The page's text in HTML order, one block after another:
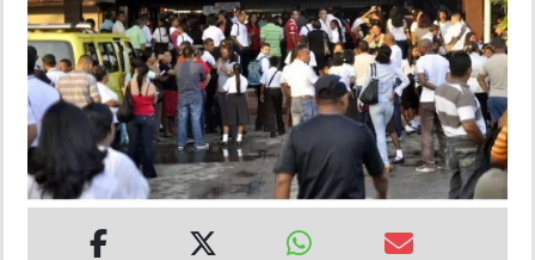
MUNDO
INSÓLITAS
MULTIMEDIA